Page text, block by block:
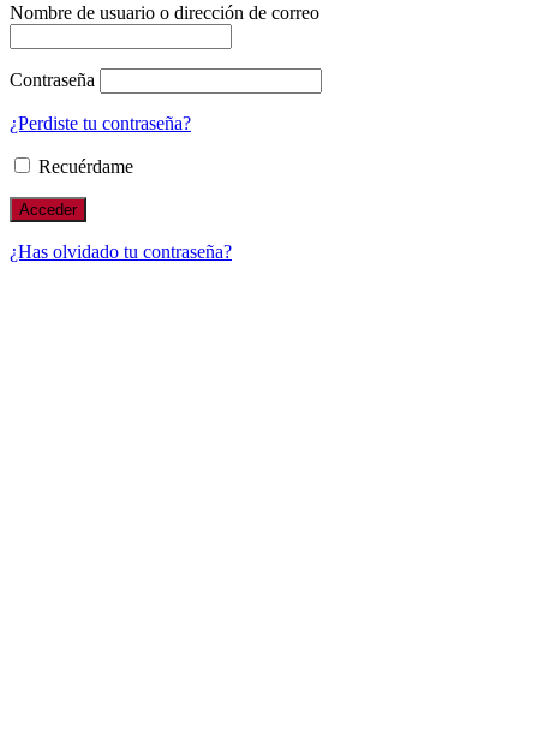
Nombre de usuario o dirección de correo
Contraseña
¿Perdiste tu contraseña?
Recuérdame
¿Has olvidado tu contraseña?